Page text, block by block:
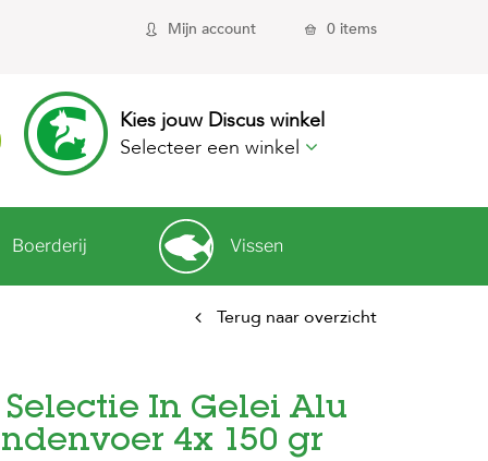
Mijn account 0 items
Kies jouw Discus winkel
Selecteer een winkel
Boerderij Vissen
Terug naar overzicht
Selectie In Gelei Alu
4x 150 gr